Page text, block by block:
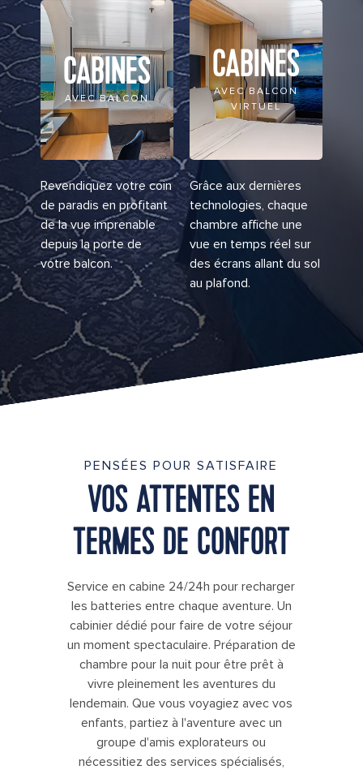
CABINES
AVEC BALCON
Revendiquez votre coin
de paradis en profitant
de la vue imprenable
depuis la porte de
votre balcon.
CABINES
AVEC BALCON
VIRTUEL
Grâce aux dernières
technologies, chaque
chambre affiche une
vue en temps réel sur
des écrans allant du sol
au plafond.
PENSÉES POUR SATISFAIRE
VOS ATTENTES EN
TERMES DE CONFORT
Service en cabine 24/24h pour recharger
les batteries entre chaque aventure. Un
cabinier dédié pour faire de votre séjour
un moment spectaculaire. Préparation de
chambre pour la nuit pour être prêt à
vivre pleinement les aventures du
lendemain. Que vous voyagiez avec vos
enfants, partiez à l'aventure avec un
groupe d'amis explorateurs ou
nécessitiez des services spécialisés,